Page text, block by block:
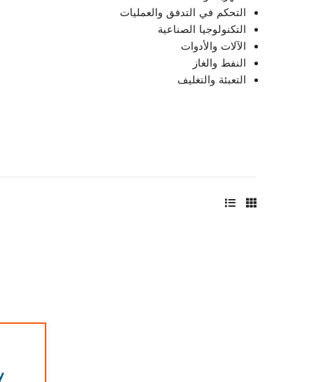
التحكم في التدفق والعمليات
التكنولوجيا الصناعية
الآلات والأدوات
النفط والغاز
التعبئة والتغليف